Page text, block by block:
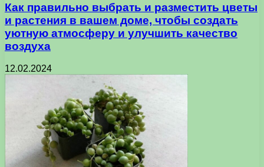
Как правильно выбрать и разместить цветы
и растения в вашем доме, чтобы создать
уютную атмосферу и улучшить качество
воздуха
12.02.2024